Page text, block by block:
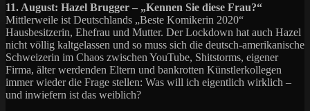
11. August: Hazel Brugger – „Kennen Sie diese Frau?“
Mittlerweile ist Deutschlands „Beste Komikerin 2020“
Hausbesitzerin, Ehefrau und Mutter. Der Lockdown hat auch Hazel
nicht völlig kaltgelassen und so muss sich die deutsch-amerikanische
Schweizerin im Chaos zwischen YouTube, Shitstorms, eigener
Firma, älter werdenden Eltern und bankrotten Künstlerkollegen
immer wieder die Frage stellen: Was will ich eigentlich wirklich –
und inwiefern ist das weiblich?